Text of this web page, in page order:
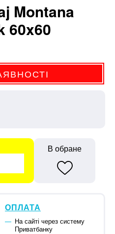
Montana
60x60
В обране
ОПЛАТА
На сайті через систему
Приватбанку